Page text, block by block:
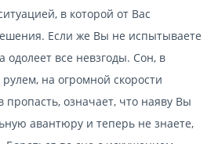
в которой от Вас
Если же Вы не испытываете
одолеет все невзгоды. Сон, в
на огромной скорости
пропасть, означает, что наяву Вы
авантюру и теперь не знаете,